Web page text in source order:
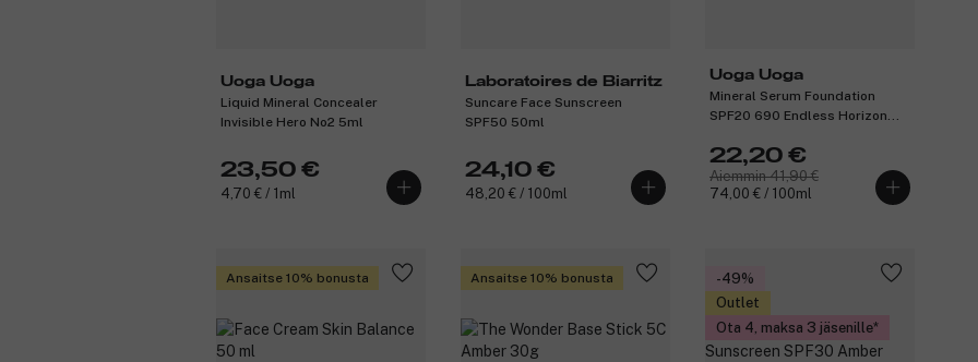
Uoga Uoga
Liquid Mineral Concealer
Invisible Hero No2 5ml
23,50 €
4,70 € / 1ml
Laboratoires de Biarritz
Suncare Face Sunscreen
SPF50 50ml
24,10 €
48,20 € / 100ml
Uoga Uoga
Mineral Serum Foundation
SPF20 690 Endless Horizon
22,20 €
Aiemmin 41,90 €
74,00 € / 100ml
Ansaitse 10% bonusta Ansaitse 10% bonusta
-49%
Outlet
Ota 4, maksa 3 jäsenille